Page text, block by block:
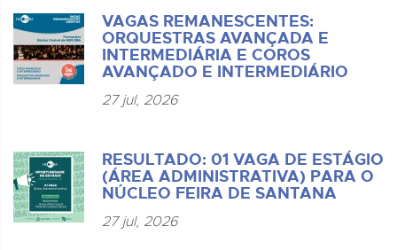
VAGAS REMANESCENTES:
ORQUESTRAS AVANÇADA E
INTERMEDIÁRIA E COROS
AVANÇADO E INTERMEDIÁRIO
27 jul, 2026
RESULTADO: 01 VAGA DE ESTÁGIO
(ÁREA ADMINISTRATIVA) PARA O
NÚCLEO FEIRA DE SANTANA
27 jul, 2026